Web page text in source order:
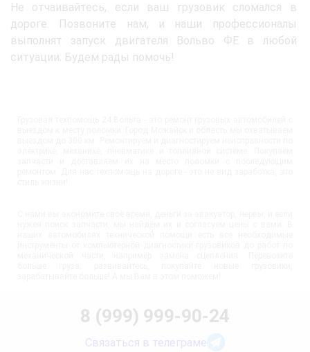
Не отчаивайтесь, если ваш грузовик сломался в
дороге. Позвоните нам, и наши профессионалы
выполнят запуск двигателя Вольво ФЕ в любой
ситуации. Будем рады помочь!
8 (999) 999-90-24
Связаться в телеграме